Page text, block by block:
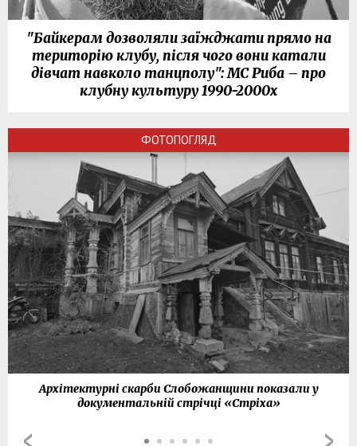
"Байкерам дозволяли заїжджати прямо на
територію клубу, після чого вони катали
дівчат навколо танцполу": МС Риба – про
клубну культуру 1990-2000х
ФОТОПОГЛЯД
Архітектурні скарби Слобожанщини показали у
документальній стрічці «Стріха»